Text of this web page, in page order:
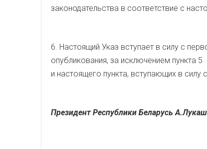
законодательства в соответствие с
6. Настоящий Указ вступает в силу с
опубликования, за исключением пункта 5
и настоящего пункта, вступающих в силу
Президент Республики Беларусь